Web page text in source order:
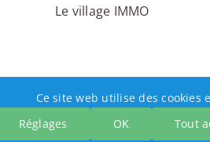
Le village IMMO
Ce site web utilise des cookies
Réglages
OK Tout